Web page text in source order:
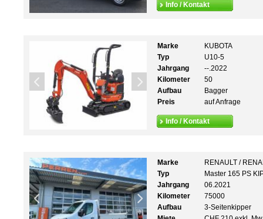
Info / Kontakt
Marke
KUBOTA
Typ
U10-5
Jahrgang
--.2022
Kilometer
50
Aufbau
Bagger
Preis
auf Anfrage
Info / Kontakt
Marke
RENAULT /
Typ
Master 165 PS
Jahrgang
06.2021
Kilometer
75000
Aufbau
3-Seitenkipper